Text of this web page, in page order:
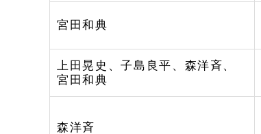
宮田和典
上田晃史、子島良平、森洋斉、
宮田和典
森洋斉